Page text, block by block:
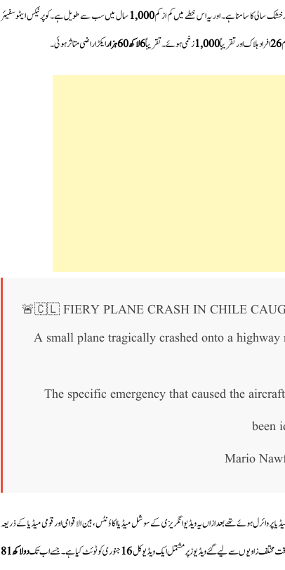
سالی کا سامنا ہے۔ اور یہ اس خطے میں کم از کم1,000سال میں سب سے طویل ہے۔کوپرنیکس ایٹموسفیئر
26افراد ہلاک اور تقریباً1,000زخمی ہوئے۔ تقریباً6 لاکھ 60 ہزار ایکڑ اراضی متاثر ہوئی۔
🚨🇨🇱 FIERY PLANE CRASH IN CHILE
A small plane tragically crashed onto a
The specific emergency that caused the
been
وائرل ہوئے تھےبعدازاں یہ ویڈیو انگریزی کےسوشل میڈیا اکاؤنٹس،بین الاقوامی اور قومی میڈیا کے ذریعہ
مختلف زاویوں سے لیے گئے ویڈیوز پر مشتمل ایک ویڈیو کل16جنوری کوٹوئٹ کیاہے۔ جسے اب تک
دو لاکھ 81